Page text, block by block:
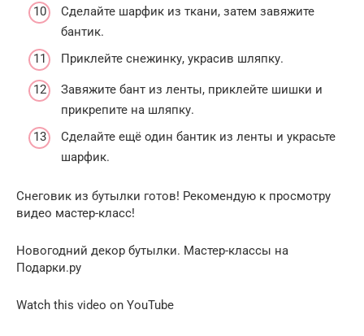
Сделайте шарфик из ткани, затем завяжите
бантик.
Приклейте снежинку, украсив шляпку.
Завяжите бант из ленты, приклейте шишки и
прикрепите на шляпку.
Сделайте ещё один бантик из ленты и украсьте
шарфик.
Снеговик из бутылки готов! Рекомендую к просмотру
видео мастер-класс!
Новогодний декор бутылки. Мастер-классы на
Подарки.ру
Watch this video on YouTube